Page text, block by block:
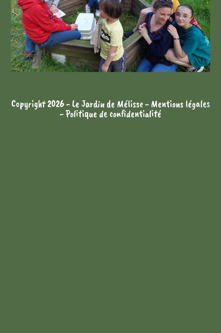
Copyright 2026 - Le Jardin de Mélisse - Mentions légales
-Politique de confidentialité